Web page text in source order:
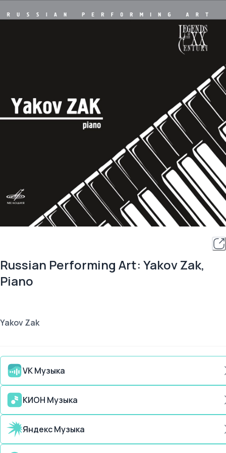
Russian Performing Art: Yakov Zak,
Piano
Yakov Zak
VK Музыка
КИОН Музыка
Яндекс Музыка